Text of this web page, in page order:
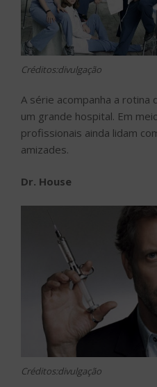
Créditos:divulgação
A série acompanha a
um grande hospital. Em
profissionais ainda lidam
amizades.
Dr. House
Créditos:divulgação